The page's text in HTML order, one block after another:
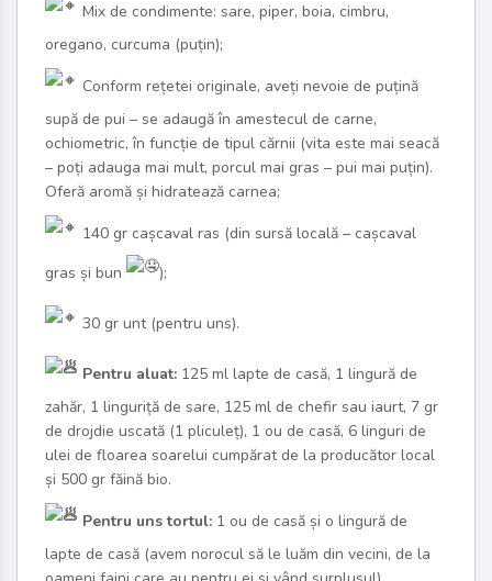
Mix de condimente: sare, piper, boia, cimbru,
oregano, curcuma (puțin);
Conform rețetei originale, aveți nevoie de puțină
supă de pui – se adaugă în amestecul de carne,
ochiometric, în funcție de tipul cărnii (vita este mai seacă
– poți adauga mai mult, porcul mai gras – pui mai puțin).
Oferă aromă și hidratează carnea;
140 gr cașcaval ras (din sursă locală – cașcaval
gras și bun
);
30 gr unt (pentru uns).
Pentru aluat: 125 ml lapte de casă, 1 lingură de
zahăr, 1 linguriță de sare, 125 ml de chefir sau iaurt, 7 gr
de drojdie uscată (1 pliculeț), 1 ou de casă, 6 linguri de
ulei de floarea soarelui cumpărat de la producător local
și 500 gr făină bio.
Pentru uns tortul: 1 ou de casă și o lingură de
lapte de casă (avem norocul să le luăm din vecini, de la